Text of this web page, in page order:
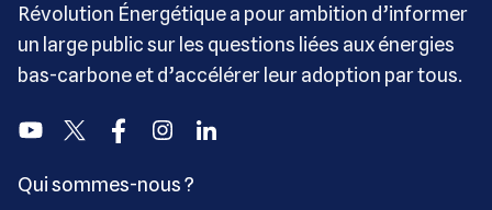
Révolution Énergétique a pour ambition d’informer
un large public sur les questions liées aux énergies
bas-carbone et d’accélérer leur adoption par tous.
YoutubeTwitter FacebookInstagramLinkedin
Qui sommes-nous ?